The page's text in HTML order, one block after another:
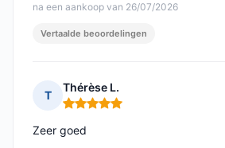
na een aankoop van 26/07/2026
Vertaalde beoordelingen
T
Thérèse L.
Opmerking: 5 van 5
Zeer goed